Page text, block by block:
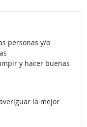
personas y/o
y hacer buenas
la mejor